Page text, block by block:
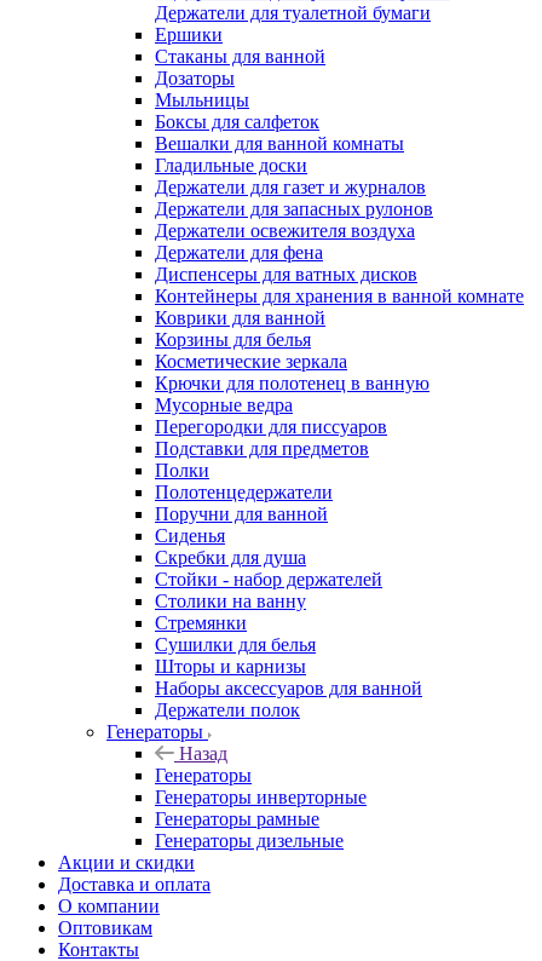
Держатели для туалетной бумаги
Ершики
Стаканы для ванной
Дозаторы
Мыльницы
Боксы для салфеток
Вешалки для ванной комнаты
Гладильные доски
Держатели для газет и журналов
Держатели для запасных рулонов
Держатели освежителя воздуха
Держатели для фена
Диспенсеры для ватных дисков
Контейнеры для хранения в ванной комнате
Коврики для ванной
Корзины для белья
Косметические зеркала
Крючки для полотенец в ванную
Мусорные ведра
Перегородки для писсуаров
Подставки для предметов
Полки
Полотенцедержатели
Поручни для ванной
Сиденья
Скребки для душа
Стойки - набор держателей
Столики на ванну
Стремянки
Сушилки для белья
Шторы и карнизы
Наборы аксессуаров для ванной
Держатели полок
Генераторы
Назад
Генераторы
Генераторы инверторные
Генераторы рамные
Генераторы дизельные
Акции и скидки
Доставка и оплата
О компании
Оптовикам
Контакты